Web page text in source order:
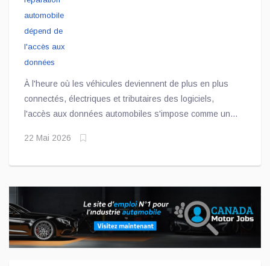
À l'heure où les véhicules deviennent de plus en plus
connectés, électriques et tributaires des logiciels,
l'accès aux données automobiles s'impose comme un
réparation au Canada. Dans ce texte d'opinion, Emily
désormais essentielles pour effectuer des diagnostics
précis, des étalonnages adéquats et des réparations
sécuritaires.
22 Mai 2026